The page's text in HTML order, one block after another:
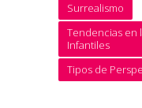
Surrealismo
Tendencias en
Infantiles
Tipos de